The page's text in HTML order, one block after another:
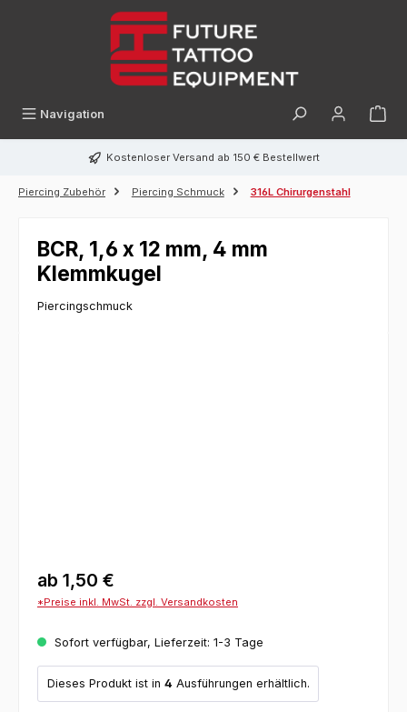
Navigation
Kostenloser Versand ab 150 € Bestellwert
Piercing Zubehör Piercing Schmuck 316L Chirurgenstahl
BCR, 1,6 x 12 mm, 4 mm
Klemmkugel
Piercingschmuck
ab 1,50 €
*Preise inkl. MwSt. zzgl. Versandkosten
Sofort verfügbar, Lieferzeit: 1-3 Tage
Dieses Produkt ist in 4Ausführungen erhältlich.